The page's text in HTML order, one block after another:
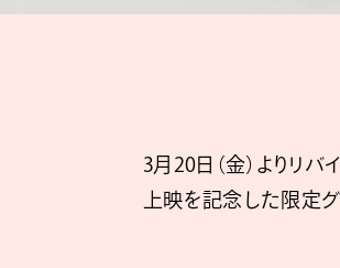
3月20日（金）よりリ
上映を記念した限定